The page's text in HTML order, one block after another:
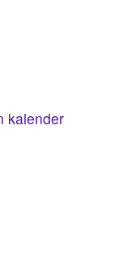
kalender